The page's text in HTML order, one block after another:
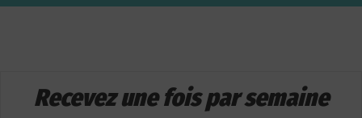
Recevez une fois par semaine